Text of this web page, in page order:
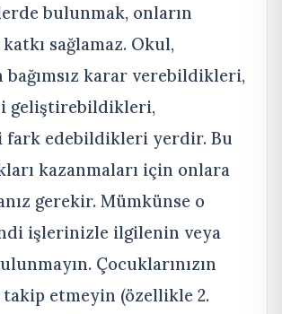
bulunmak, onların
sağlamaz. Okul,
bağımsız karar verebildikleri,
geliştirebildikleri,
fark edebildikleri yerdir. Bu
kazanmaları için onlara
gerekir. Mümkünse o
işlerinizle ilgilenin veya
Çocuklarınızın
etmeyin (özellikle 2.